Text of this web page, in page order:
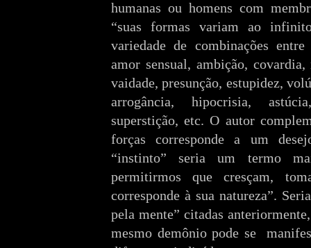
humanas ou homens com
“suas formas variam ao
variedade de combinações
amor sensual, ambição,
vaidade, presunção, estupidez,
arrogância, hipocrisia,
superstição, etc. O autor
forças corresponde a um
“instinto” seria um termo
permitirmos que cresçam,
corresponde à sua natureza”.
pela mente” citadas
mesmo demônio pode se